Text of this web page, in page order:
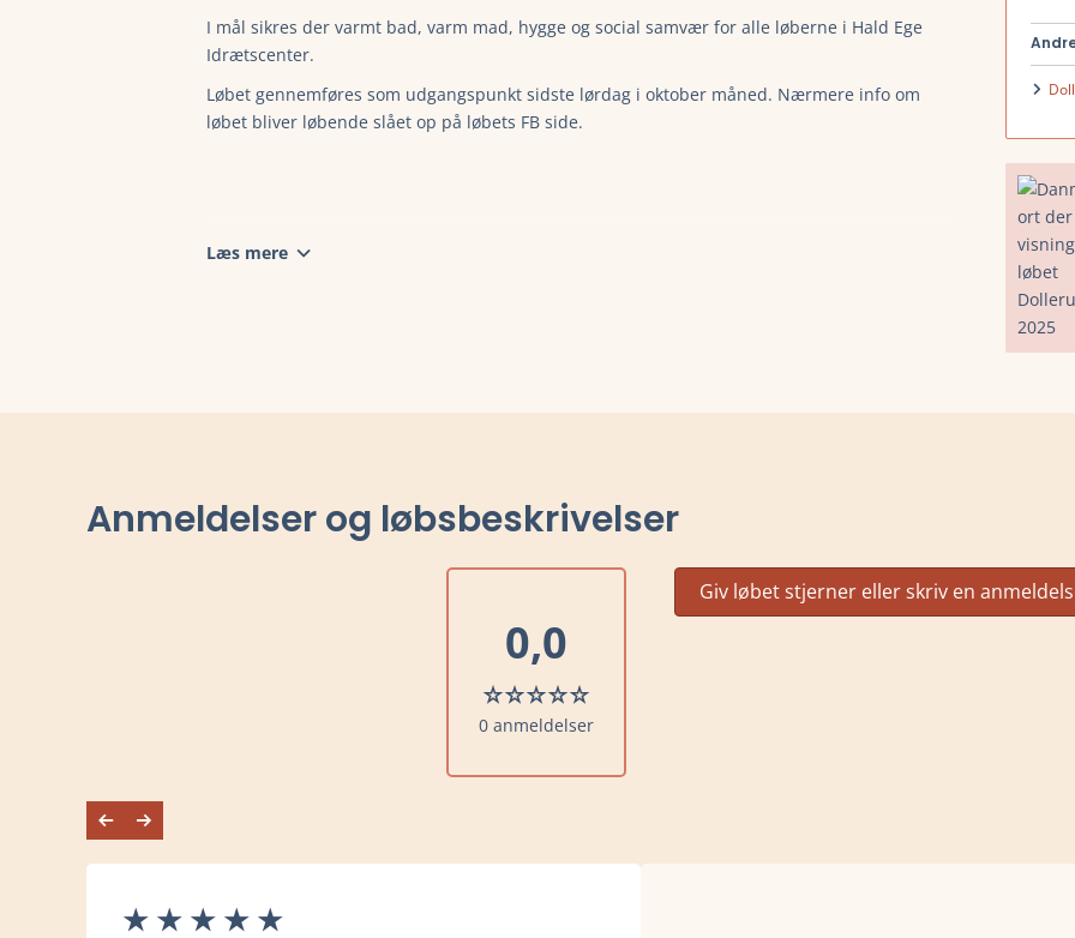
I mål sikres der varmt bad, varm mad, hygge og social samvær for alle løberne i Hald Ege
Idrætscenter.
Løbet gennemføres som udgangspunkt sidste lørdag i oktober måned. Nærmere info om
løbet bliver løbende slået op på løbets FB side.
Læs mere
Anmeldelser og løbsbeskrivelser
0,0
0 anmeldelser
Giv løbet stjerner eller skriv en